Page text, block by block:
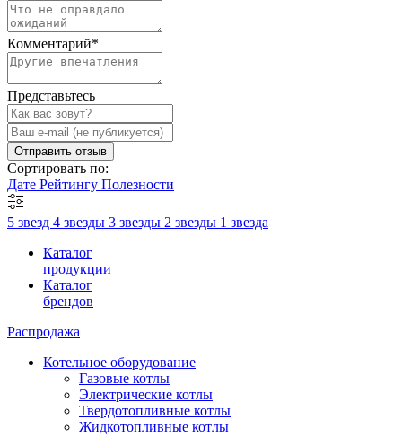
Комментарий*
Представьтесь
Отправить отзыв
Сортировать по:
Дате Рейтингу Полезности
5 звезд 4 звезды 3 звезды 2 звезды 1 звезда
Каталог
продукции
Каталог
брендов
Распродажа
Котельное оборудование
Газовые котлы
Электрические котлы
Твердотопливные котлы
Жидкотопливные котлы